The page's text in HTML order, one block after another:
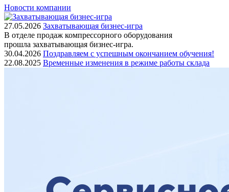
Новости компании
27.05.2026 Захватывающая бизнес-игра
В отделе продаж компрессорного оборудования
прошла захватывающая бизнес-игра.
30.04.2026 Поздравляем с успешным окончанием обучения!
22.08.2025 Временные изменения в режиме работы склада